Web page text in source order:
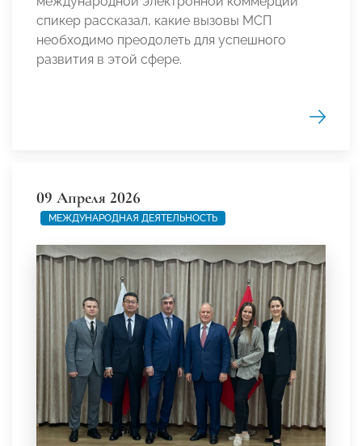
спикер рассказал, какие вызовы МСП
необходимо преодолеть для успешного
развития в этой сфере.
09 Апреля 2026
МЕЖДУНАРОДНАЯ ДЕЯТЕЛЬНОСТЬ